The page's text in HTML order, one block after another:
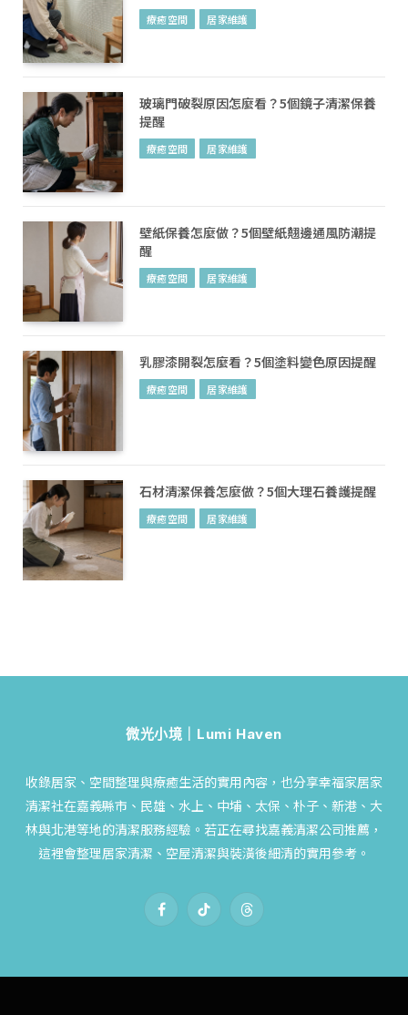
療癒空間 居家維護
玻璃門破裂原因怎麼看？5個鏡子清潔保養
提醒
療癒空間 居家維護
壁紙保養怎麼做？5個壁紙翹邊通風防潮提
醒
療癒空間 居家維護
乳膠漆開裂怎麼看？5個塗料變色原因提醒
療癒空間 居家維護
石材清潔保養怎麼做？5個大理石養護提醒
療癒空間 居家維護
微光小境｜Lumi Haven
收錄居家、空間整理與療癒生活的實用內容，也分享幸福家居家
清潔社在嘉義縣市、民雄、水上、中埔、太保、朴子、新港、大
林與北港等地的清潔服務經驗。若正在尋找嘉義清潔公司推薦，
這裡會整理居家清潔、空屋清潔與裝潢後細清的實用參考。
FacebookTikTokThreads